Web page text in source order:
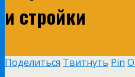
и стройки
Поделиться Твитнуть Pin